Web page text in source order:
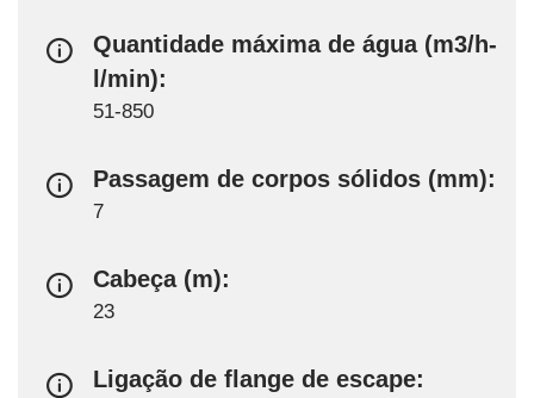
Quantidade máxima de água (m3/h-
l/min):
51-850
Passagem de corpos sólidos (mm):
7
Cabeça (m):
23
Ligação de flange de escape: